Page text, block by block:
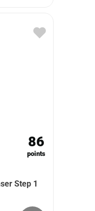
86
points
Step 1